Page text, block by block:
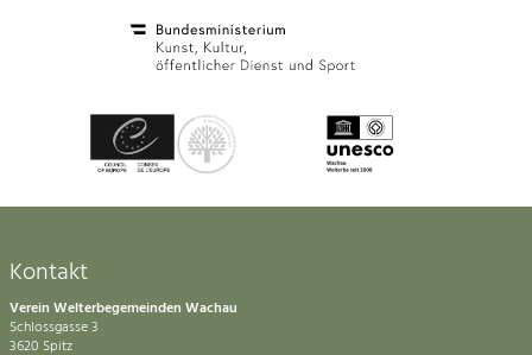
Kontakt
Verein Welterbegemeinden Wachau
Schlossgasse 3
3620 Spitz